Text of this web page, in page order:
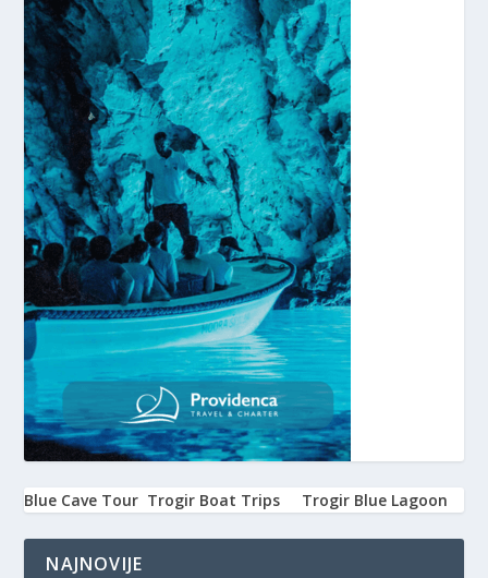
Blue Cave Tour Trogir Boat Trips Trogir Blue Lagoon
NAJNOVIJE